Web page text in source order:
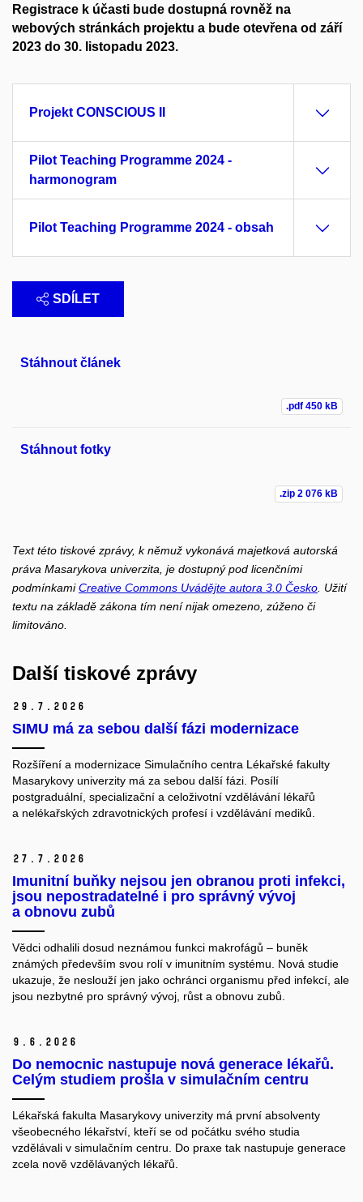
Registrace k účasti bude dostupná rovněž na
webových stránkách projektu a bude otevřena od září
2023 do 30. listopadu 2023.
Projekt CONSCIOUS II
Pilot Teaching Programme 2024 -
harmonogram
Pilot Teaching Programme 2024 - obsah
SDÍLET
Stáhnout článek
.pdf 450 kB
Stáhnout fotky
.zip 2 076 kB
Text této tiskové zprávy, k němuž vykonává majetková autorská
práva Masarykova univerzita, je dostupný pod licenčními
podmínkamiCreative Commons Uvádějte autora 3.0 Česko . Užití
textu na základě zákona tím není nijak omezeno, zúženo či
limitováno.
Další tiskové zprávy
29. 7. 2026
SIMU má za sebou další fázi modernizace
Rozšíření a modernizace Simulačního centra Lékařské fakulty
Masarykovy univerzity má za sebou další fázi. Posílí
postgraduální, specializační a celoživotní vzdělávání lékařů
a nelékařských zdravotnických profesí i vzdělávání mediků.
27. 7. 2026
Imunitní buňky nejsou jen obranou proti infekci,
jsou nepostradatelné i pro správný vývoj
a obnovu zubů
Vědci odhalili dosud neznámou funkci makrofágů – buněk
známých především svou rolí v imunitním systému. Nová studie
ukazuje, že neslouží jen jako ochránci organismu před infekcí, ale
jsou nezbytné pro správný vývoj, růst a obnovu zubů.
9. 6. 2026
Do nemocnic nastupuje nová generace lékařů.
Celým studiem prošla v simulačním centru
Lékařská fakulta Masarykovy univerzity má první absolventy
všeobecného lékařství, kteří se od počátku svého studia
vzdělávali v simulačním centru. Do praxe tak nastupuje generace
zcela nově vzdělávaných lékařů.